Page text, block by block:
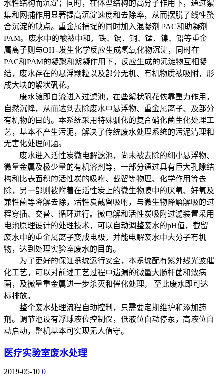
水性结构而沉淀；同时，在体型结构的高分子作用下，通过絮
集和网捕作用显著提高沉淀速度和去除率，从而摆脱了线性螯
合沉淀的缺点。重金属捕捉的同时加入混凝剂 PAC和助凝剂
PAM。废水中的酸被中和，铁、镉、铜、锰、镍、铅等重金
属离子则与OH -发生化学反应生成氢氧化物沉淀，同时在
PAC和PAM的凝聚和絮凝作用下，反应生成的沉淀物互相凝
结，废水存在的悬浮颗粒以及部分无机、有机物质被吸附，形
成大块的絮状矾花。
废水随即自流进入过滤池，在些絮状矾花依靠重力作用，
自然沉降，从而达到去除废水中悬浮物、重金属离子、及部分
有机物的目的。本系统采用特殊驯化的复合硝化菌生化处理工
艺，基本不产生污泥，解决了传统废水处理系统的污泥清理和
无害化处理问题。
废水进入活性炭微电解滤池，尚未被去除的细小悬浮物、
微量金属及极少量的有机溶剂等，一部分通过具有巨大孔隙结
构和比表面积的活性炭的吸咐、截留等物理、化学作用等去
除，另一部则被附着在活性炭上的微生物膜中的厌氧、好氧及
兼性菌等降解去除，活性炭截留吸咐，与微生物降解解吸的过
程穿插、交替、循环进行。微电解和活性炭吸附过滤装置采用
电池原理设计的处理技术，可以自动调整废水的pH值，截留
废水中的重金属离子变成电极，并能电解废水中大分子有机
物，达到处理实验室废水的目的。
为了更好的保证系统运行安全，本系统配有紫外线光波催
化工艺，可以对前述工艺过程中遗漏的微量大肠杆菌和致病
菌，及微量重金属进一步杀灭和催化处理。 至此废水即可达
标排放。
整个废水处理流程自动控制，只需要定期维护和添加药
剂。调节池设有浮球液位控制仪，低液位自动停泵，高液位自
动启动，整机基本可实现无人值守。
医疗实验室废水处理
2019-05-10 0